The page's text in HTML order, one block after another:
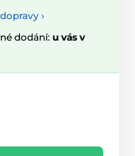
›
dodání: u vás v